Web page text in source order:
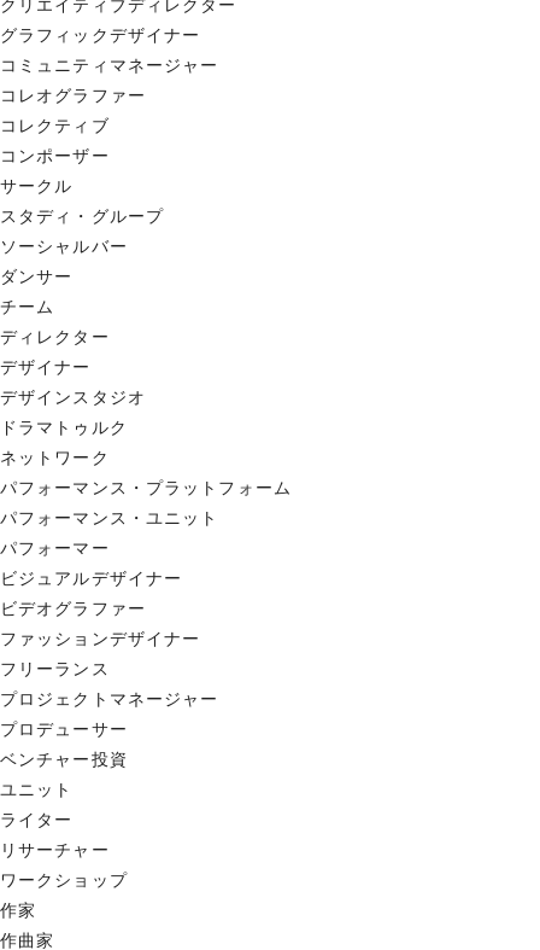
クリエイティブディレクター
グラフィックデザイナー
コミュニティマネージャー
コレオグラファー
コレクティブ
コンポーザー
サークル
スタディ・グループ
ソーシャルバー
ダンサー
チーム
ディレクター
デザイナー
デザインスタジオ
ドラマトゥルク
ネットワーク
パフォーマンス・プラットフォーム
パフォーマンス・ユニット
パフォーマー
ビジュアルデザイナー
ビデオグラファー
ファッションデザイナー
フリーランス
プロジェクトマネージャー
プロデューサー
ベンチャー投資
ユニット
ライター
リサーチャー
ワークショップ
作家
作曲家